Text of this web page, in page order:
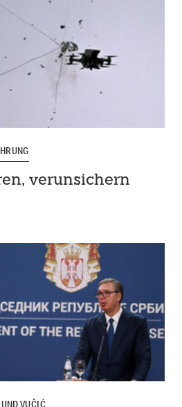
verunsichern
VUČIĆ